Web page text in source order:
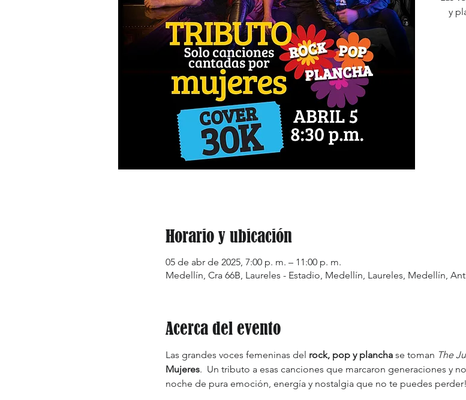
y
Horario y ubicación
05 de abr de 2025, 7:00 p. m. – 11:00 p. m.
Medellín, Cra 66B, Laureles - Estadio, Medellín, Laureles, Medellín,
Acerca del evento
Las grandes voces femeninas del rock, pop y plancha se toman The
Mujeres.  Un tributo a esas canciones que marcaron generaciones y
noche de pura emoción, energía y nostalgia que no te puedes perder!